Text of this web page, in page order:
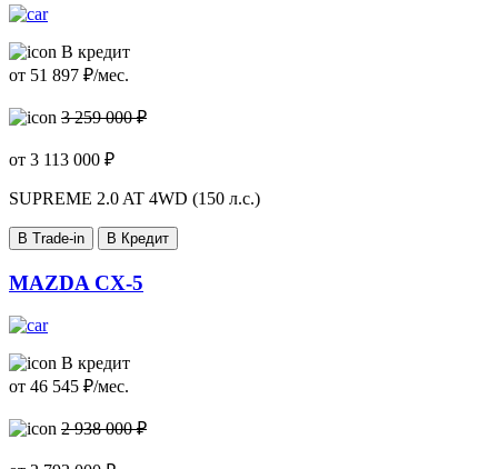
В кредит
от 51 897 ₽/мес.
3 259 000 ₽
от 3 113 000 ₽
SUPREME 2.0 AT 4WD (150 л.с.)
В Trade-in В Кредит
MAZDA CX-5
В кредит
от 46 545 ₽/мес.
2 938 000 ₽